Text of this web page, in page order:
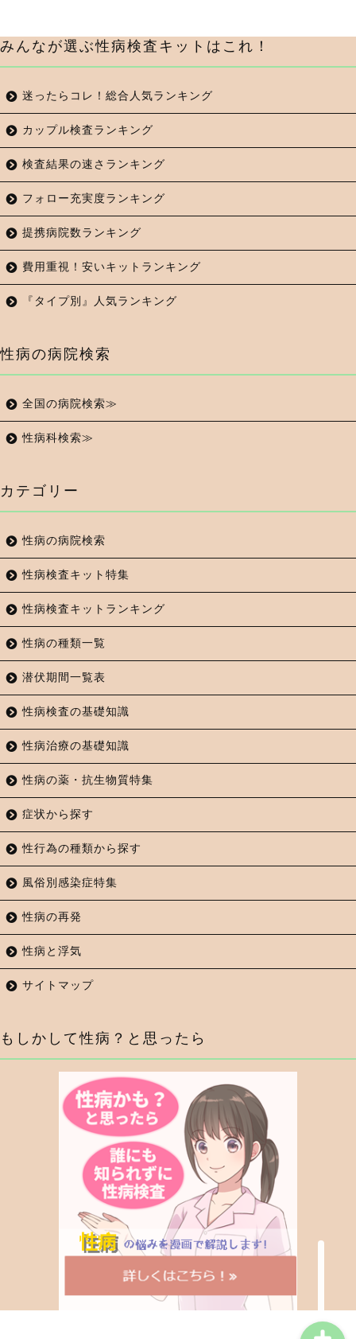
みんなが選ぶ性病検査キットはこれ！
迷ったらコレ！総合人気ランキング
カップル検査ランキング
検査結果の速さランキング
フォロー充実度ランキング
提携病院数ランキング
費用重視！安いキットランキング
『タイプ別』人気ランキング
性病の病院検索
全国の病院検索≫
性病科検索≫
カテゴリー
性病の病院検索
性病検査キット特集
性病検査キットランキング
性病の種類一覧
潜伏期間一覧表
性病検査の基礎知識
性病治療の基礎知識
性病の薬・抗生物質特集
症状から探す
性行為の種類から探す
風俗別感染症特集
性病の再発
性病と浮気
サイトマップ
もしかして性病？と思ったら
症状から調べる
行為から調べる
性病検査キットを探す
性病の薬・抗生物質を探